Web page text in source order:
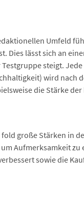
Umfeld
Dies lässt sich an
steigt.
wird nach
die Stärke
große Stärken in
Aufmerksamkeit zu
sowie die